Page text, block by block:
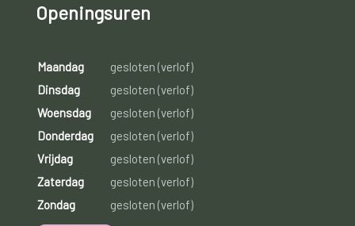
Openingsuren
Maandag
gesloten (verlof)
Dinsdag
gesloten (verlof)
Woensdag
gesloten (verlof)
Donderdag
gesloten (verlof)
Vrijdag
gesloten (verlof)
Zaterdag
gesloten (verlof)
Zondag
gesloten (verlof)